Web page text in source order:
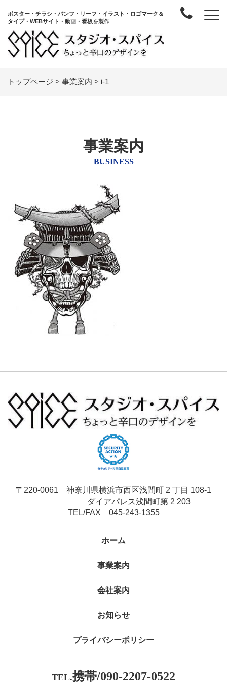
ポスター・チラシ・パンフ・リーフ・イラスト・ロゴマーク＆
タイプ・WEBサイト・動画・看板を製作
トップページ > 事業案内 > i-1
事業案内
BUSINESS
〒220-0061 神奈川県横浜市西区浅間町 2 丁目 108-1
ダイアパレス浅間町第 2 203
TEL/FAX 045-243-1355
ホーム
事業案内
会社案内
お知らせ
プライバシーポリシー
TEL.携帯/090‐2207‐0522